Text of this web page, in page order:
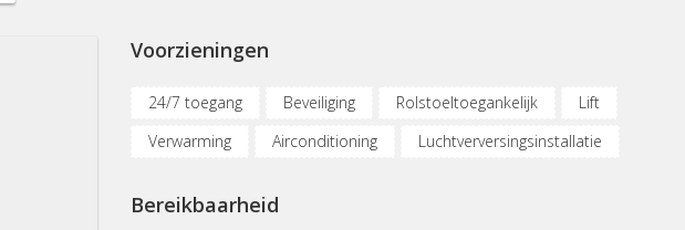
Voorzieningen
24/7 toegang Beveiliging Rolstoeltoegankelijk
Lift
Verwarming
Airconditioning
Luchtverversingsinstallatie
(Flex)werkplekken
Bereikbaarheid